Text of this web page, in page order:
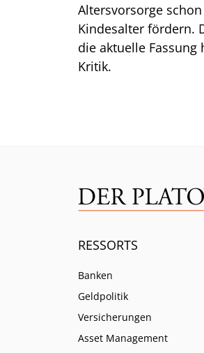
Altersvorsorge
Kindesalter fördern.
die aktuelle Fassung
Kritik.
RESSORTS
Banken
Geldpolitik
Versicherungen
Asset Management